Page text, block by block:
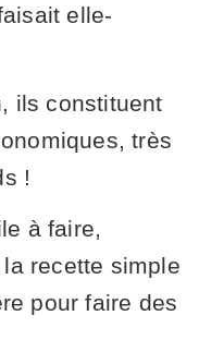
elle-
ils constituent
très
!
à faire,
recette simple
pour faire des